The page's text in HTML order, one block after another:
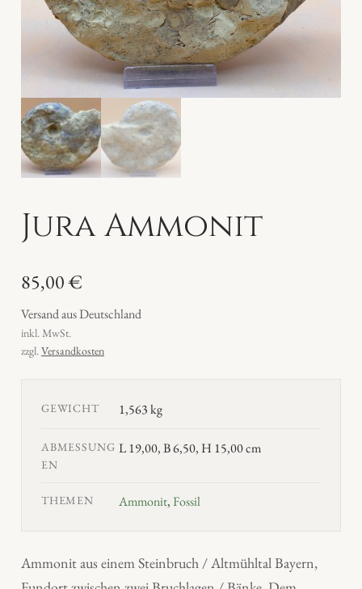
Jura Ammonit
85,00€
Versand aus Deutschland
inkl. MwSt.
zzgl.Versandkosten
GEWICHT 1,563 kg
ABMESSUNG
EN
L 19,00, B 6,50, H 15,00 cm
THEMEN Ammonit,Fossil
Ammonit aus einem Steinbruch / Altmühltal Bayern,